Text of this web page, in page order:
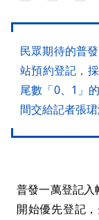
民眾期待的普
站預約登記，
尾數「0、1」
間交給記者張珺
普發一萬登記
開始優先登記